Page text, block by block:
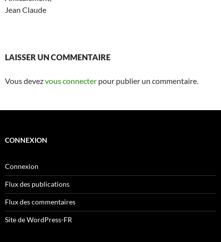
Jean Claude
LAISSER UN COMMENTAIRE
Vous devezvous connecter pour publier un commentaire.
CONNEXION
Connexion
Flux des publications
Flux des commentaires
Site de WordPress-FR